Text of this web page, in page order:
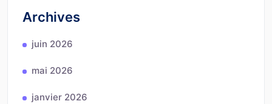
Archives
juin 2026
mai 2026
janvier 2026